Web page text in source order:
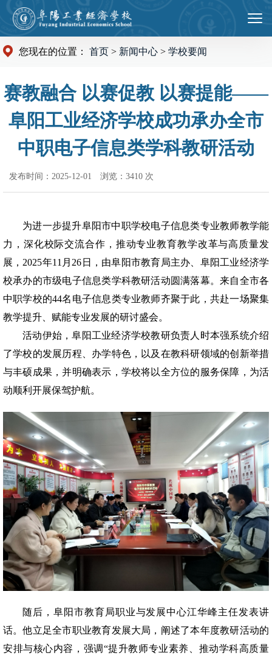
您现在的位置： 首页 > 新闻中心 > 学校要闻
赛教融合 以赛促教 以赛提能——
阜阳工业经济学校成功承办全市
中职电子信息类学科教研活动
发布时间：2025-12-01 浏览：3410 次
为进一步提升阜阳市中职学校电子信息类专业教师教学能
力，深化校际交流合作，推动专业教育教学改革与高质量发
展，2025年11月26日，由阜阳市教育局主办、阜阳工业经济学
校承办的市级电子信息类学科教研活动圆满落幕。来自全市各
中职学校的44名电子信息类专业教师齐聚于此，共赴一场聚集
教学提升、赋能专业发展的研讨盛会。
活动伊始，阜阳工业经济学校教研负责人时本强系统介绍
了学校的发展历程、办学特色，以及在教科研领域的创新举措
与丰硕成果，并明确表示，学校将以全方位的服务保障，为活
动顺利开展保驾护航。
随后，阜阳市教育局职业与发展中心江华峰主任发表讲
话。他立足全市职业教育发展大局，阐述了本年度教研活动的
安排与核心内容，强调“提升教师专业素养、推动学科高质量